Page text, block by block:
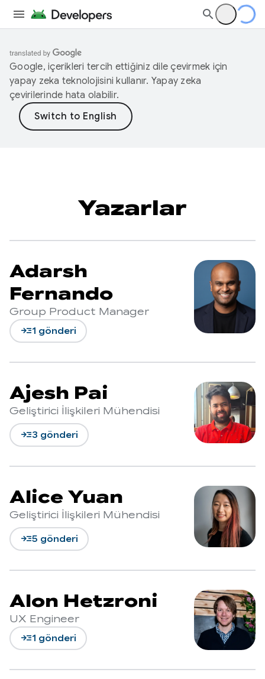
Google, içerikleri tercih ettiğiniz dile çevirmek için
yapay zeka teknolojisini kullanır. Yapay zeka
çevirilerinde hata olabilir.
Yazarlar
Adarsh
Fernando
Group Product Manager
read_more1 gönderi
Ajesh Pai
Geliştirici İlişkileri Mühendisi
read_more3 gönderi
Alice Yuan
Geliştirici İlişkileri Mühendisi
read_more5 gönderi
Alon Hetzroni
UX Engineer
read_more1 gönderi